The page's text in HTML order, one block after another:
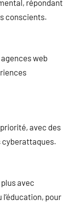
répondant
conscients.
agences web
avec des
cyberattaques.
avec
pour